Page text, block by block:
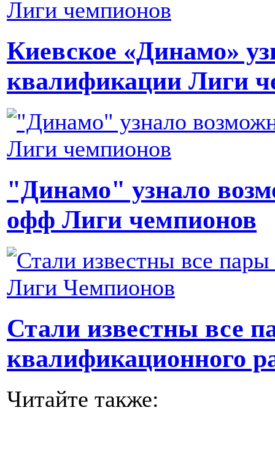
Киевское «Динамо»
квалификации Лиги
"Динамо" узнало
офф Лиги чемпионов
Стали известны все
квалификационного
Читайте также: